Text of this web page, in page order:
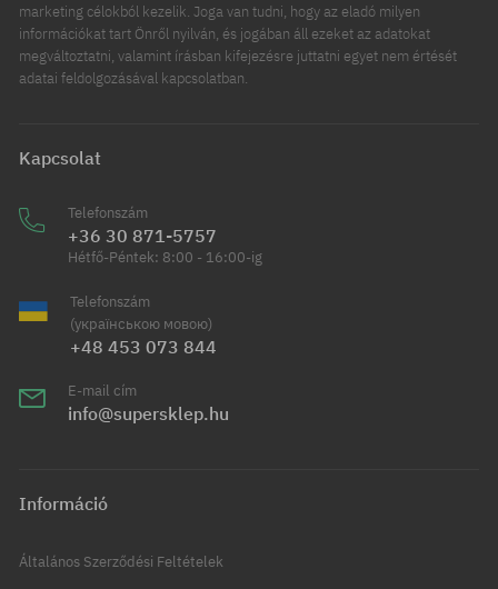
marketing célokból kezelik. Joga van tudni, hogy az eladó milyen
információkat tart Önről nyilván, és jogában áll ezeket az adatokat
megváltoztatni, valamint írásban kifejezésre juttatni egyet nem értését
adatai feldolgozásával kapcsolatban.
Kapcsolat
Telefonszám
+36 30 871-5757
Hétfő-Péntek: 8:00 - 16:00-ig
Telefonszám
(українською мовою)
+48 453 073 844
E-mail cím
info@supersklep.hu
Információ
Általános Szerződési Feltételek